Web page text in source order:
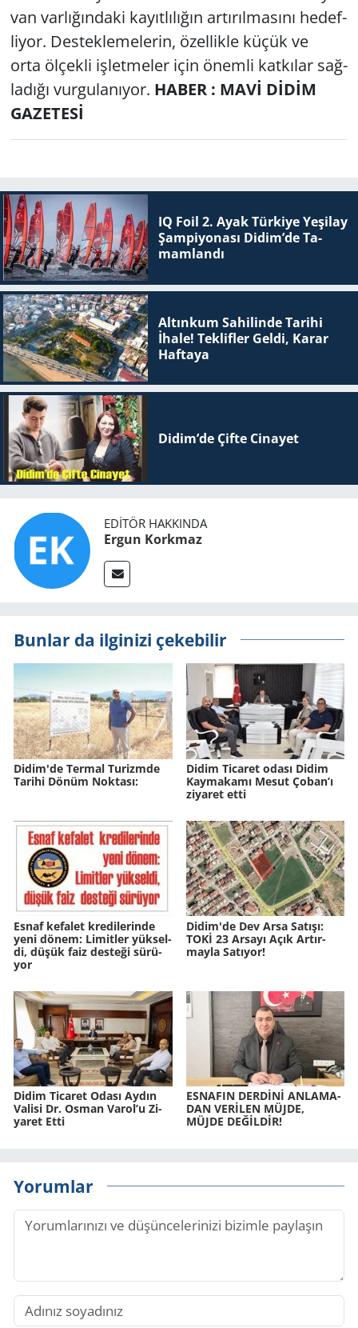
van var­lı­ğın­da­ki ka­yıt­lı­lı­ğın ar­tı­rıl­ma­sı­nı he­def­
li­yor. Des­tek­le­me­le­rin, özel­lik­le küçük ve
orta öl­çek­li iş­let­me­ler için önem­li kat­kı­lar sağ­
la­dı­ğı vur­gu­la­nı­yor. HABER : MAVİ DİDİM
GAZETESİ
IQ Foil 2. Ayak Tür­ki­ye Ye­şi­lay
Şam­pi­yo­na­sı Didim’de Ta­
mam­lan­dı
Altınkum Sahilinde Tarihi
İhale! Teklifler Geldi, Karar
Haftaya
Didim’de Çifte Ci­na­yet
EDITÖR HAKKINDA
Ergun Korkmaz
Bunlar da ilginizi çekebilir
Didim'de Ter­mal Tu­rizm­de
Ta­ri­hi Dönüm Nok­ta­sı:
Didim Ticaret odası Didim
Kaymakamı Mesut Çoban’ı
ziyaret etti
Esnaf ke­fa­let kre­di­le­rin­de
yeni dönem: Li­mit­ler yük­sel­
di, düşük faiz des­te­ği sü­rü­
yor
Didim'de Dev Arsa Sa­tı­şı:
TOKİ 23 Ar­sa­yı Açık Ar­tır­
may­la Sa­tı­yor!
Didim Ti­ca­ret Odası Aydın
Va­li­si Dr. Osman Varol’u Zi­
ya­ret Etti
ES­NA­FIN DERDİNİ AN­LA­MA­
DAN VERİLEN MÜJDE,
MÜJDE DEĞİLDİR!
Yorumlar